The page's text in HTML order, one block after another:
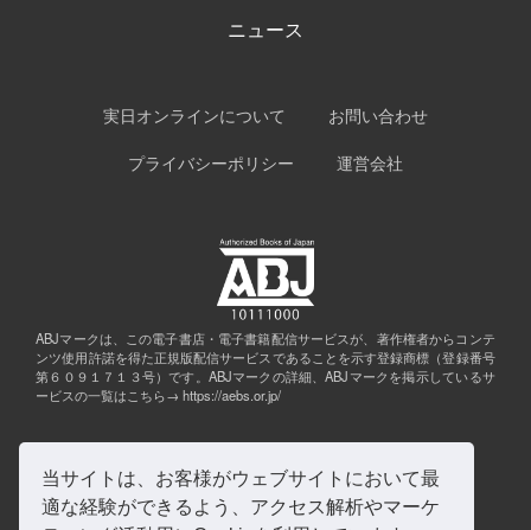
当サイトは、お客様がウェブサイトにおいて最
適な経験ができるよう、アクセス解析やマーケ
ニュース
実日オンラインについて
お問い合わせ
プライバシーポリシー
運営会社
ABJマークは、この電子書店・電子書籍配信サービスが、著作権者からコンテ
ンツ使用許諾を得た正規版配信サービスであることを示す登録商標（登録番号
第６０９１７１３号）です。ABJマークの詳細、ABJマークを掲示しているサ
ービスの一覧はこちら→https://aebs.or.jp/